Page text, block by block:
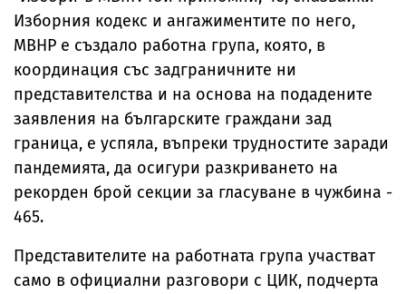
Изборния кодекс и ангажиментите по него,
МВНР е създало работна група, която, в
координация със задграничните ни
представителства и на основа на подадените
заявления на българските граждани зад
граница, е успяла, въпреки трудностите заради
пандемията, да осигури разкриването на
рекорден брой секции за гласуване в чужбина -
465.
Представителите на работната група участват
само в официални разговори с ЦИК, подчерта